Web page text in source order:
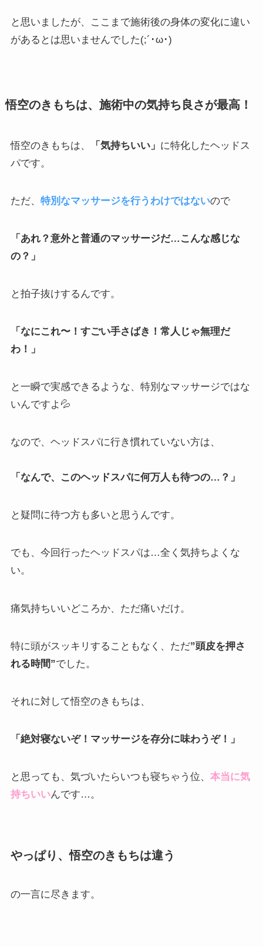
と思いましたが、ここまで施術後の身体の変化に違い
があるとは思いませんでした(;´･ω･)
悟空のきもちは、施術中の気持ち良さが最高！
悟空のきもちは、 「気持ちいい」 に特化したヘッドス
パです。
ただ、 特別なマッサージを行うわけではないので
「あれ？意外と普通のマッサージだ…こんな感じな
の？」
と拍子抜けするんです。
「なにこれ〜！すごい手さばき！常人じゃ無理だ
わ！」
と一瞬で実感できるような、特別なマッサージではな
いんですよ💦
なので、ヘッドスパに行き慣れていない方は、
「なんで、このヘッドスパに何万人も待つの…？」
と疑問に待つ方も多いと思うんです。
でも、今回行ったヘッドスパは…全く気持ちよくな
い。
痛気持ちいいどころか、ただ痛いだけ。
特に頭がスッキリすることもなく、ただ”頭皮を押さ
れる時間”でした。
それに対して悟空のきもちは、
「絶対寝ないぞ！マッサージを存分に味わうぞ！」
と思っても、気づいたらいつも寝ちゃう位、 本当に気
持ちいいんです…。
やっぱり、悟空のきもちは違う
の一言に尽きます。